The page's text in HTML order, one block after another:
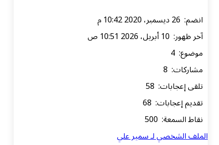
انضم: 26 ديسمبر، 2020 10:42 م
آخر ظهور: 10 أبريل، 2026 10:51 ص
موضوع: 4
مشاركات: 8
تلقى إعجابات: 58
تقديم إعجابات: 68
نقاط السمعة: 500
الملف الشخصي لـ سمير علي